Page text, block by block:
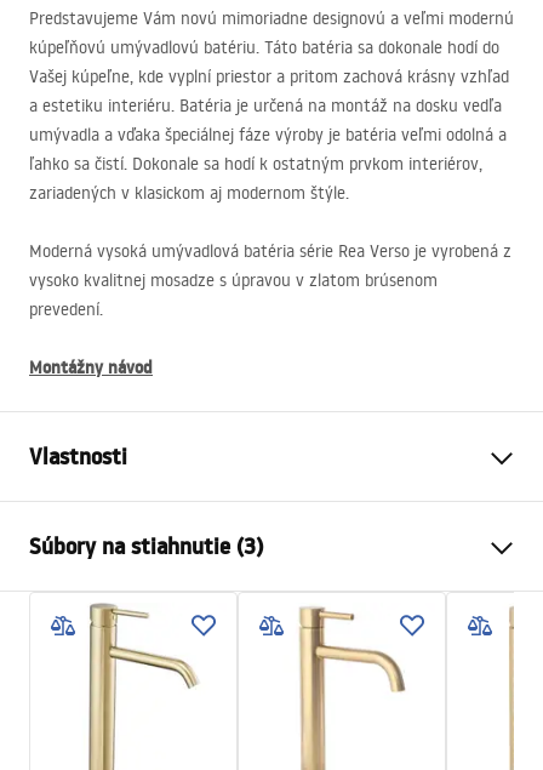
Predstavujeme Vám novú mimoriadne designovú a veľmi modernú
kúpeľňovú umývadlovú batériu. Táto batéria sa dokonale hodí do
Vašej kúpeľne, kde vyplní priestor a pritom zachová krásny vzhľad
a estetiku interiéru. Batéria je určená na montáž na dosku vedľa
umývadla a vďaka špeciálnej fáze výroby je batéria veľmi odolná a
ľahko sa čistí. Dokonale sa hodí k ostatným prvkom interiérov,
zariadených v klasickom aj modernom štýle.
Moderná vysoká umývadlová batéria série Rea Verso je vyrobená z
vysoko kvalitnej mosadze s úpravou v zlatom brúsenom
prevedení.
Montážny návod
Vlastnosti
rea.com.pl/#hu
Spôsob montáže
Stojanková
Farba
Titán
Typ výtoku
Súbory na stiahnutie (3)
Záručné podmienky
Warranty_Terms_and_Conditions_Faucets_-_5.pdf
Návod na montáž